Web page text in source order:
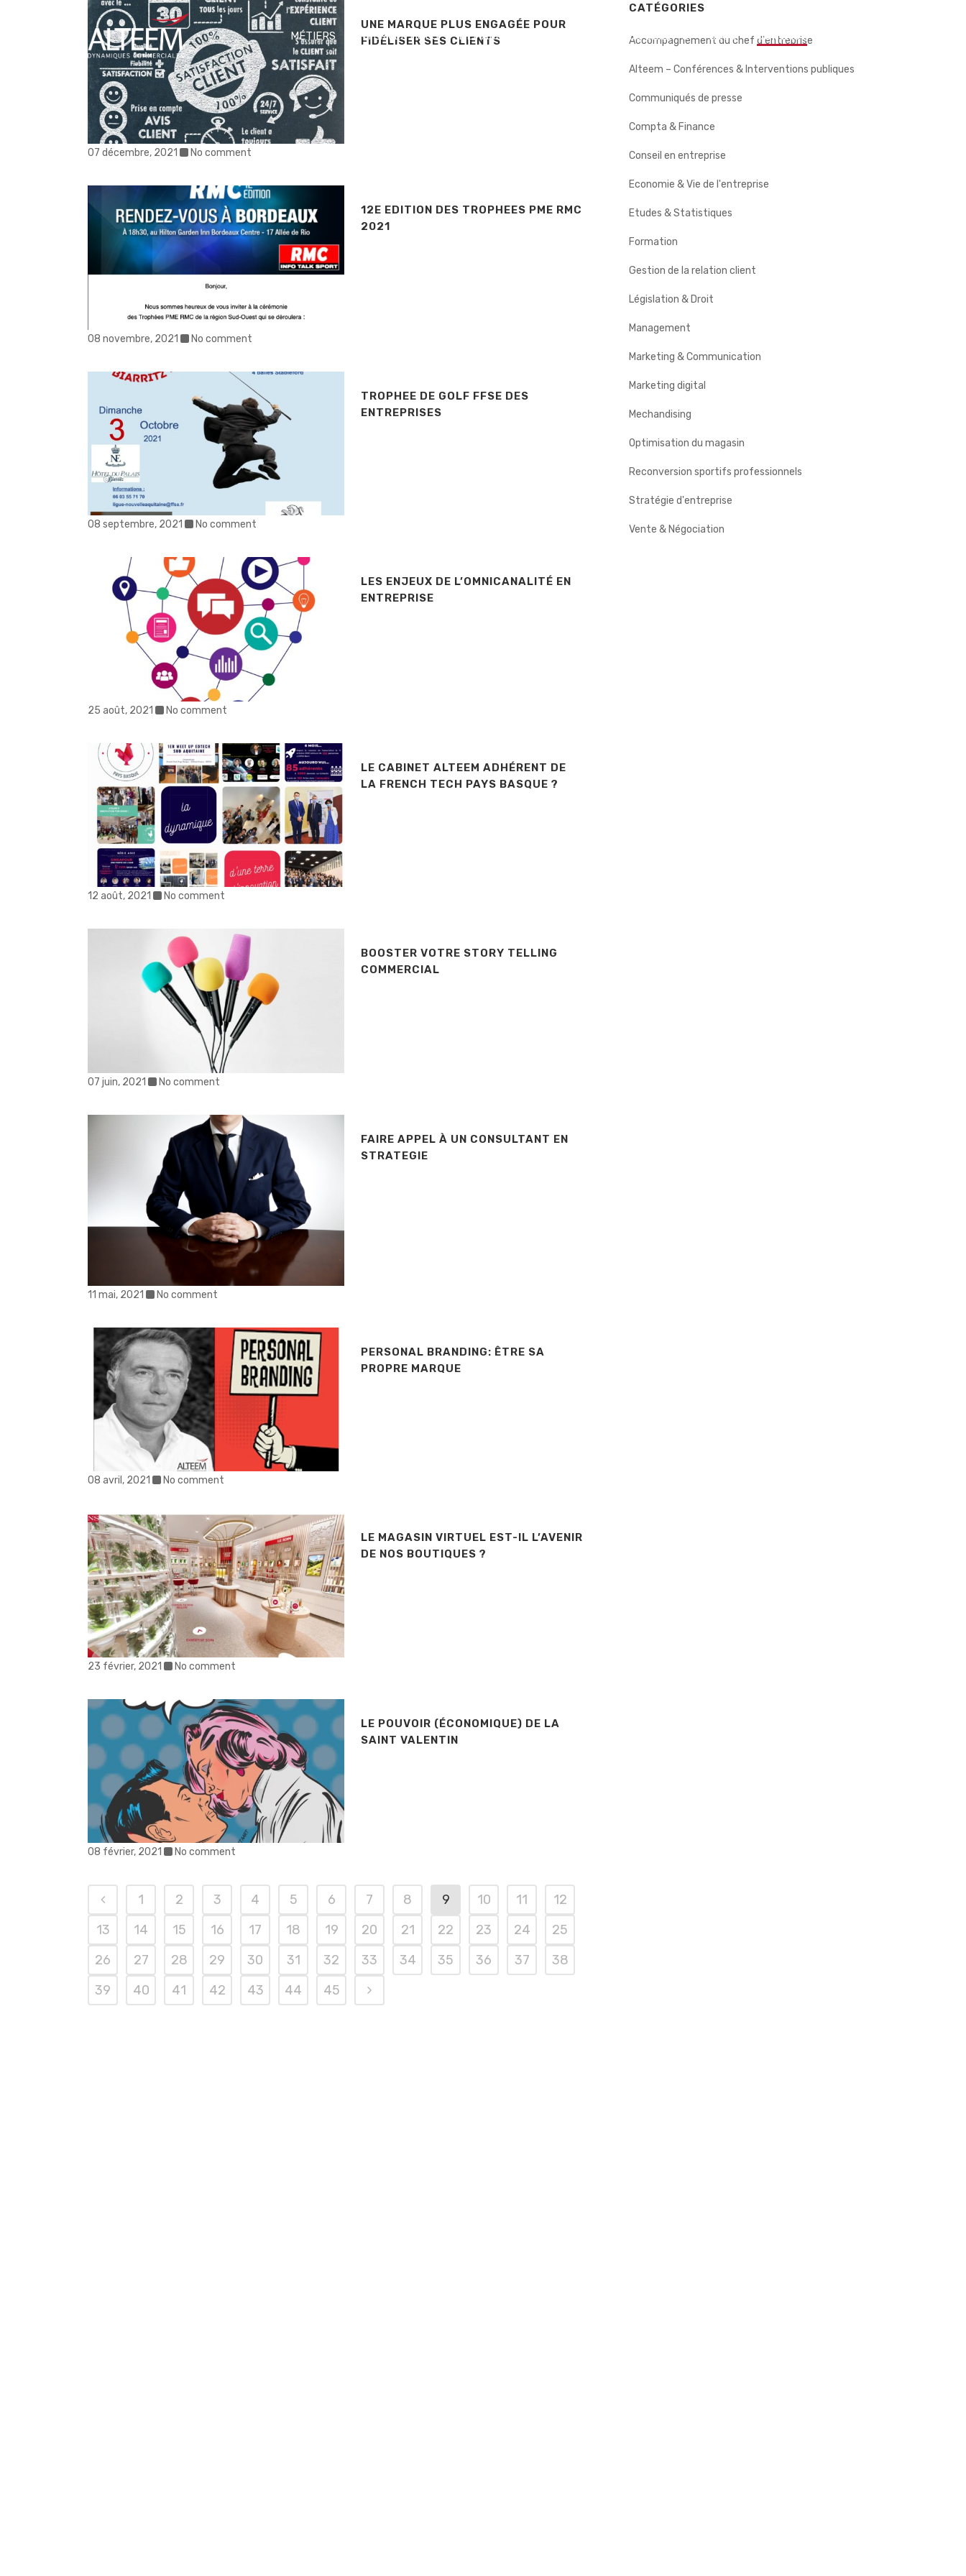
MÉTIERS INTERVENTIONS DÉMARCHE NOS CLIENTS BLOG CONTACT
UNE MARQUE PLUS ENGAGÉE POUR
FIDÉLISER SES CLIENTS
07 décembre, 2021 No comment
12E EDITION DES TROPHEES PME RMC
2021
08 novembre, 2021 No comment
TROPHEE DE GOLF FFSE DES
ENTREPRISES
08 septembre, 2021 No comment
LES ENJEUX DE L’OMNICANALITÉ EN
ENTREPRISE
25 août, 2021 No comment
LE CABINET ALTEEM ADHÉRENT DE
LA FRENCH TECH PAYS BASQUE ?
12 août, 2021 No comment
BOOSTER VOTRE STORY TELLING
COMMERCIAL
07 juin, 2021 No comment
FAIRE APPEL À UN CONSULTANT EN
STRATEGIE
11 mai, 2021 No comment
PERSONAL BRANDING: ÊTRE SA
PROPRE MARQUE
08 avril, 2021 No comment
LE MAGASIN VIRTUEL EST-IL L’AVENIR
DE NOS BOUTIQUES ?
23 février, 2021 No comment
LE POUVOIR (ÉCONOMIQUE) DE LA
SAINT VALENTIN
08 février, 2021 No comment
1 2 3 4 5 6 7 8 9 10 11
12
13
14 15 16 17 18 19 20 21 22 23 24
25
26
27 28 29 30 31 32 33 34 35 36 37
38
39
40 41 42 43 44 45
CATÉGORIES
Accompagnement du chef d'entreprise
Alteem – Conférences & Interventions publiques
Communiqués de presse
Compta & Finance
Conseil en entreprise
Economie & Vie de l'entreprise
Etudes & Statistiques
Formation
Gestion de la relation client
Législation & Droit
Management
Marketing & Communication
Marketing digital
Mechandising
Optimisation du magasin
Reconversion sportifs professionnels
Stratégie d'entreprise
Vente & Négociation